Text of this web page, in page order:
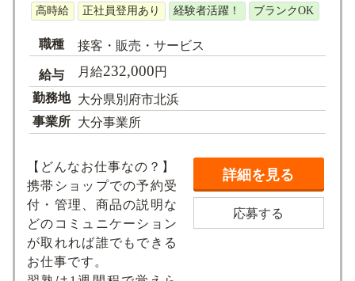
高時給 正社員登用あり 経験者活躍！ ブランクOK
職種 接客・販売・サービス
給与 月給232,000円
勤務地 大分県別府市北浜
事業所 大分事業所
【どんなお仕事なの？】
携帯ショップでの予約受
付・管理、商品の説明な
どのコミュニケーション
が取れれば誰でもできる
お仕事です。
詳細を見る
応募する